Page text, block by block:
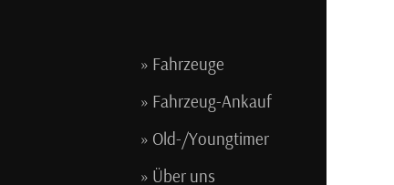
Fahrzeuge
Fahrzeug-Ankauf
Old-/Youngtimer
Über uns